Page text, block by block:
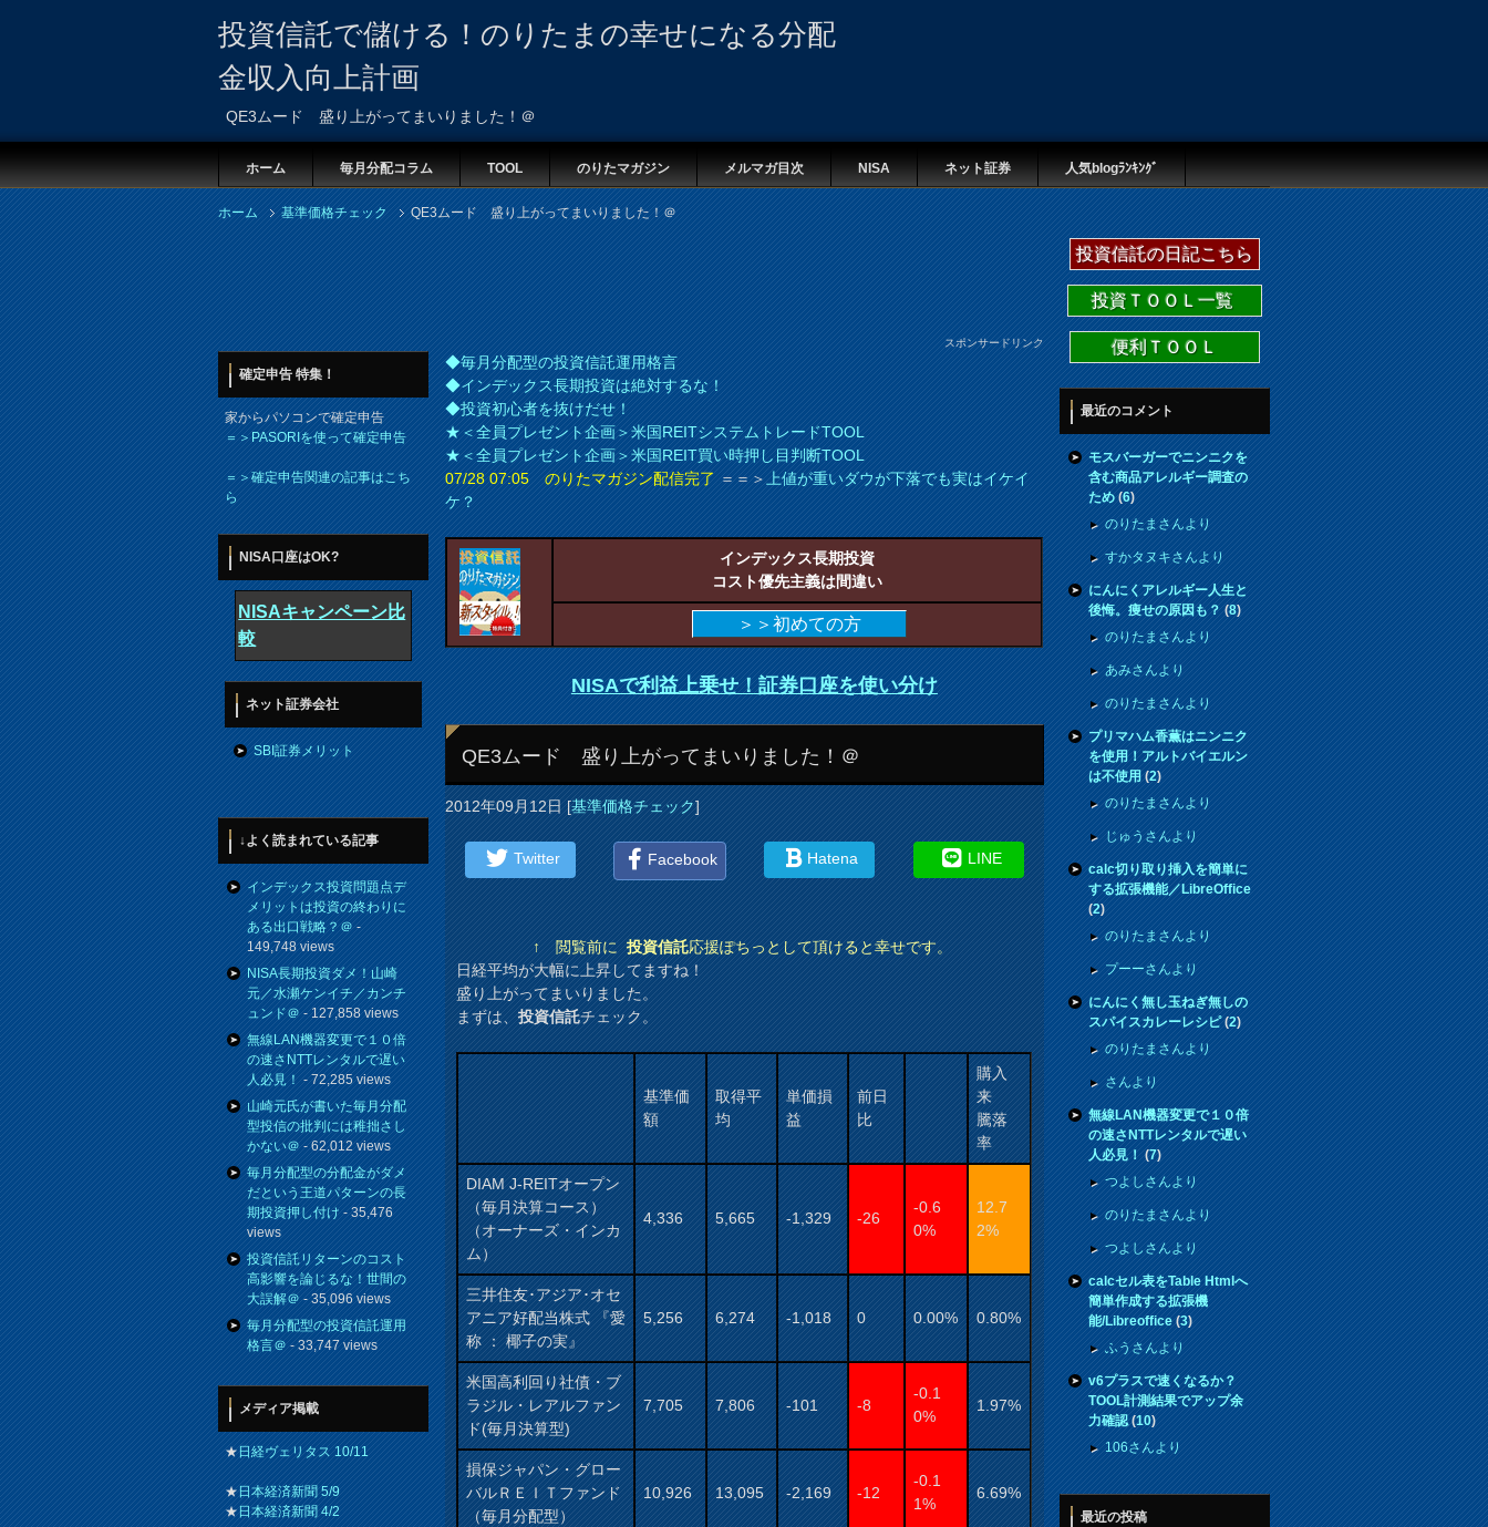
投資信託で儲ける！のりたまの幸せになる分配
金収入向上計画
QE3ムード 盛り上がってまいりました！＠
ホーム 毎月分配コラム TOOL のりたマガジン メルマガ目次 NISA ネット証券 人気blogﾗﾝｷﾝｸﾞ
ホーム 基準価格チェック QE3ムード 盛り上がってまいりました！＠
スポンサードリンク
◆毎月分配型の投資信託運用格言
◆インデックス長期投資は絶対するな！
◆投資初心者を抜けだせ！
★＜全員プレゼント企画＞米国REITシステムトレードTOOL
★＜全員プレゼント企画＞米国REIT買い時押し目判断TOOL
07/28 07:05 のりたマガジン配信完了＝＝＞上値が重いダウが下落でも実はイケイ
ケ？
インデックス長期投資
コスト優先主義は間違い
＞＞初めての方
NISAで利益上乗せ！証券口座を使い分け
QE3ムード 盛り上がってまいりました！＠
2012年09月12日[基準価格チェック]
Twitter Facebook Hatena LINE
↑ 閲覧前に投資信託応援ぽちっとして頂けると幸せです。
日経平均が大幅に上昇してますね！
盛り上がってまいりました。
まずは、投資信託チェック。
基準価
額
取得平
均
単価損
益
前日
比
購入
来
騰落
率
DIAM J-REITオープン
（毎月決算コース）
（オーナーズ・インカ
ム）
4,336 5,665 -1,329 -26
-0.6
0%
12.7
2%
三井住友･アジア･オセ
アニア好配当株式 『愛
称 ： 椰子の実』
5,256 6,274 -1,018 0 0.00% 0.80%
米国高利回り社債・ブ
ラジル・レアルファン
ド(毎月決算型)
7,705 7,806 -101 -8
-0.1
0%
1.97%
損保ジャパン・グロー
バルＲＥＩＴファンド
（毎月分配型）
10,926 13,095 -2,169 -12
-0.1
1%
6.69%
確定申告 特集！
家からパソコンで確定申告
＝＞PASORIを使って確定申告
＝＞確定申告関連の記事はこち
ら
NISA口座はOK?
NISAキャンペーン比
較
ネット証券会社
SBI証券メリット
↓よく読まれている記事
インデックス投資問題点デ
メリットは投資の終わりに
ある出口戦略？＠-
149,748 views
NISA長期投資ダメ！山崎
元／水瀬ケンイチ／カンチ
ュンド＠- 127,858 views
無線LAN機器変更で１０倍
の速さNTTレンタルで遅い
人必見！- 72,285 views
山崎元氏が書いた毎月分配
型投信の批判には稚拙さし
かない＠- 62,012 views
毎月分配型の分配金がダメ
だという王道パターンの長
期投資押し付け- 35,476
views
投資信託リターンのコスト
高影響を論じるな！世間の
大誤解＠- 35,096 views
毎月分配型の投資信託運用
格言＠- 33,747 views
メディア掲載
★日経ヴェリタス 10/11
★日本経済新聞 5/9
★日本経済新聞 4/2
投資信託の日記こちら
投資ＴＯＯＬ一覧
便利ＴＯＯＬ
最近のコメント
モスバーガーでニンニクを
含む商品アレルギー調査の
ため(6)
のりたまさんより
すかタヌキさんより
にんにくアレルギー人生と
後悔。痩せの原因も？(8)
のりたまさんより
あみさんより
のりたまさんより
プリマハム香薫はニンニク
を使用！アルトバイエルン
は不使用(2)
のりたまさんより
じゅうさんより
calc切り取り挿入を簡単に
する拡張機能／LibreOffice
(2)
のりたまさんより
プーーさんより
にんにく無し玉ねぎ無しの
スパイスカレーレシピ(2)
のりたまさんより
さんより
無線LAN機器変更で１０倍
の速さNTTレンタルで遅い
人必見！(7)
つよしさんより
のりたまさんより
つよしさんより
calcセル表をTable Htmlへ
簡単作成する拡張機
能/Libreoffice(3)
ふうさんより
v6プラスで速くなるか？
TOOL計測結果でアップ余
力確認(10)
106さんより
最近の投稿